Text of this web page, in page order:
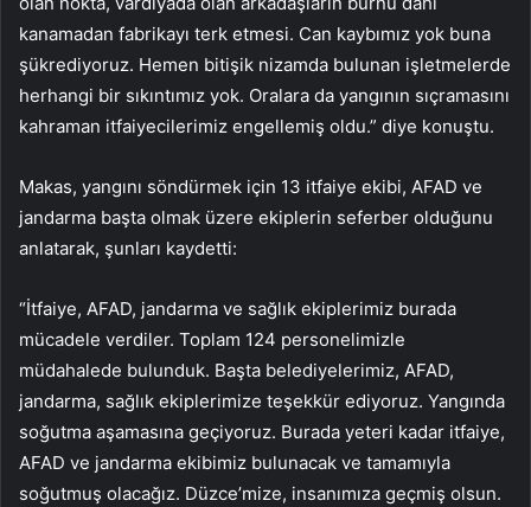
kanamadan fabrikayı terk etmesi. Can kaybımız yok buna
şükrediyoruz. Hemen bitişik nizamda bulunan işletmelerde
herhangi bir sıkıntımız yok. Oralara da yangının sıçramasını
kahraman itfaiyecilerimiz engellemiş oldu.” diye konuştu.
Makas, yangını söndürmek için 13 itfaiye ekibi, AFAD ve
jandarma başta olmak üzere ekiplerin seferber olduğunu
anlatarak, şunları kaydetti:
“İtfaiye, AFAD, jandarma ve sağlık ekiplerimiz burada
mücadele verdiler. Toplam 124 personelimizle
müdahalede bulunduk. Başta belediyelerimiz, AFAD,
jandarma, sağlık ekiplerimize teşekkür ediyoruz. Yangında
soğutma aşamasına geçiyoruz. Burada yeteri kadar itfaiye,
AFAD ve jandarma ekibimiz bulunacak ve tamamıyla
soğutmuş olacağız. Düzce’mize, insanımıza geçmiş olsun.